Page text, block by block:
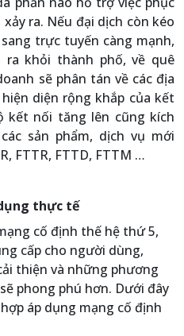
ra. Nếu đại dịch còn kéo
trực tuyến càng mạnh,
ra khỏi thành phố, về quê
sẽ phân tán về các địa
diện rộng khắp của kết
kết nối tăng lên cũng kích
sản phẩm, dịch vụ mới
FTTR, FTTD, FTTM …
thực tế
cố định thế hệ thứ 5,
cấp cho người dùng,
thiện và những phương
phong phú hơn. Dưới đây
áp dụng mạng cố định